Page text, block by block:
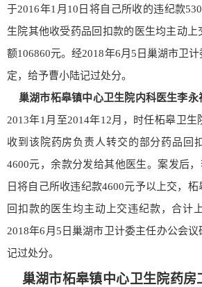
于2016年1 月 10 日将自己所收的违纪款
生院其他收受药品回扣款的医生均主动
额106860元。经2018年6月 5 日巢湖市卫
定，给予曹小陆记过处分。
巢湖市柘皋镇中心卫生院内科医生李
2013年1 月至2014年12月，时任柘皋卫生
收到该院药房负责人转交的部分药品回
4600元，余款分发给其他医生。案发后
日将自己所收违纪款4600元予以上交，柘
回扣款的医生均主动上交违纪款，合计
2018年6 月 5 日巢湖市卫计委主任办公会
记过处分。
巢湖市柘皋镇中心卫生院药房